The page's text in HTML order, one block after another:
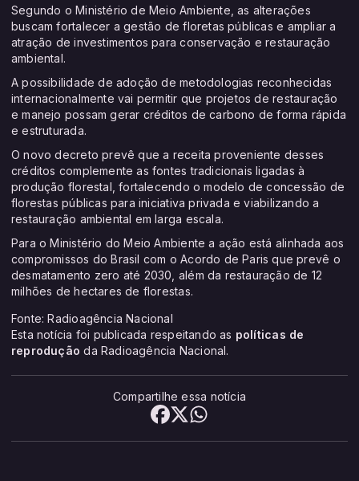
Segundo o Ministério de Meio Ambiente, as alterações
buscam fortalecer a gestão de floretas públicas e ampliar a
atração de investimentos para conservação e restauração
ambiental.
A possibilidade de adoção de metodologias reconhecidas
internacionalmente vai permitir que projetos de restauração
e manejo possam gerar créditos de carbono de forma rápida
e estruturada.
O novo decreto prevê que a receita proveniente desses
créditos complemente as fontes tradicionais ligadas à
produção florestal, fortalecendo o modelo de concessão de
florestas públicas para iniciativa privada e viabilizando a
restauração ambiental em larga escala.
Para o Ministério do Meio Ambiente a ação está alinhada aos
compromissos do Brasil com o Acordo de Paris que prevê o
desmatamento zero até 2030, além da restauração de 12
milhões de hectares de florestas.
Fonte: Radioagência Nacional
Esta notícia foi publicada respeitando as políticas de
reprodução da Radioagência Nacional.
Compartilhe essa notícia